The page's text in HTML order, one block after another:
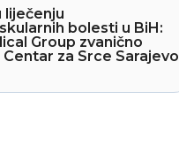
liječenju
bolesti u BiH:
Group zvanično
za Srce Sarajevo